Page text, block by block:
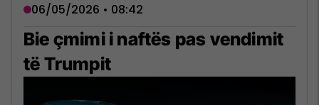
06/05/2026 • 08:42
Bie çmimi i naftës pas vendimit
të Trumpit